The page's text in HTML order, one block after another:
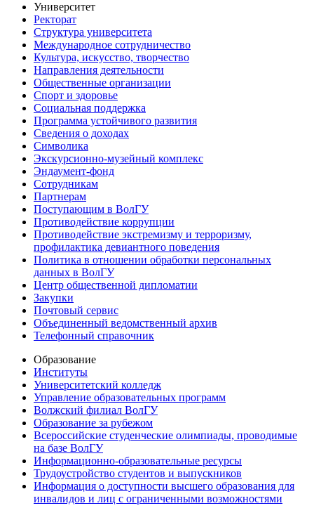
Университет
Ректорат
Структура университета
Международное сотрудничество
Культура, искусство, творчество
Направления деятельности
Общественные организации
Спорт и здоровье
Социальная поддержка
Программа устойчивого развития
Сведения о доходах
Символика
Экскурсионно-музейный комплекс
Эндаумент-фонд
Сотрудникам
Партнерам
Поступающим в ВолГУ
Противодействие коррупции
Противодействие экстремизму и терроризму,
профилактика девиантного поведения
Политика в отношении обработки персональных
данных в ВолГУ
Центр общественной дипломатии
Закупки
Почтовый сервис
Объединенный ведомственный архив
Телефонный справочник
Образование
Институты
Университетский колледж
Управление образовательных программ
Волжский филиал ВолГУ
Образование за рубежом
Всероссийские студенческие олимпиады, проводимые
на базе ВолГУ
Информационно-образовательные ресурсы
Трудоустройство студентов и выпускников
Информация о доступности высшего образования для
инвалидов и лиц с ограниченными возможностями